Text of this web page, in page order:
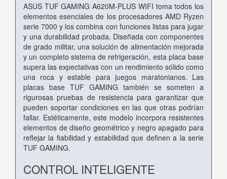
ASUS TUF GAMING A620M-PLUS WIFI toma todos los
elementos esenciales de los procesadores AMD Ryzen
serie 7000 y los combina con funciones listas para jugar
y una durabilidad probada. Diseñada con componentes
de grado militar, una solución de alimentación mejorada
y un completo sistema de refrigeración, esta placa base
supera las expectativas con un rendimiento sólido como
una roca y estable para juegos maratonianos. Las
placas base TUF GAMING también se someten a
rigurosas pruebas de resistencia para garantizar que
pueden soportar condiciones en las que otras podrían
fallar. Estéticamente, este modelo incorpora resistentes
elementos de diseño geométrico y negro apagado para
reflejar la fiabilidad y estabilidad que definen a la serie
TUF GAMING.
CONTROL INTELIGENTE